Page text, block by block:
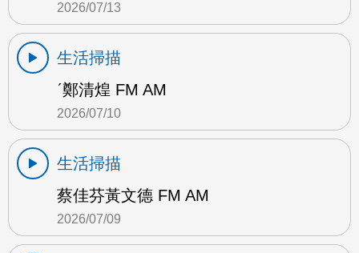
2026/07/13
生活掃描
ˊ鄭清煌 FM AM
2026/07/10
生活掃描
蔡佳芬黃文德 FM AM
2026/07/09